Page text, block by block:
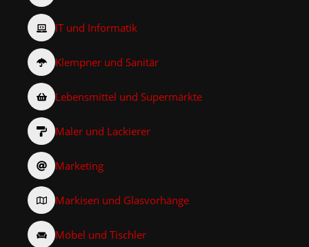
IT und Informatik
Klempner und Sanitär
Lebensmittel und Supermärkte
Maler und Lackierer
Marketing
Markisen und Glasvorhänge
Möbel und Tischler